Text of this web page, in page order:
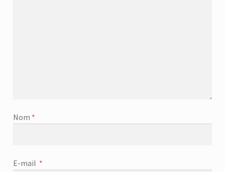
Nom *
E-mail *